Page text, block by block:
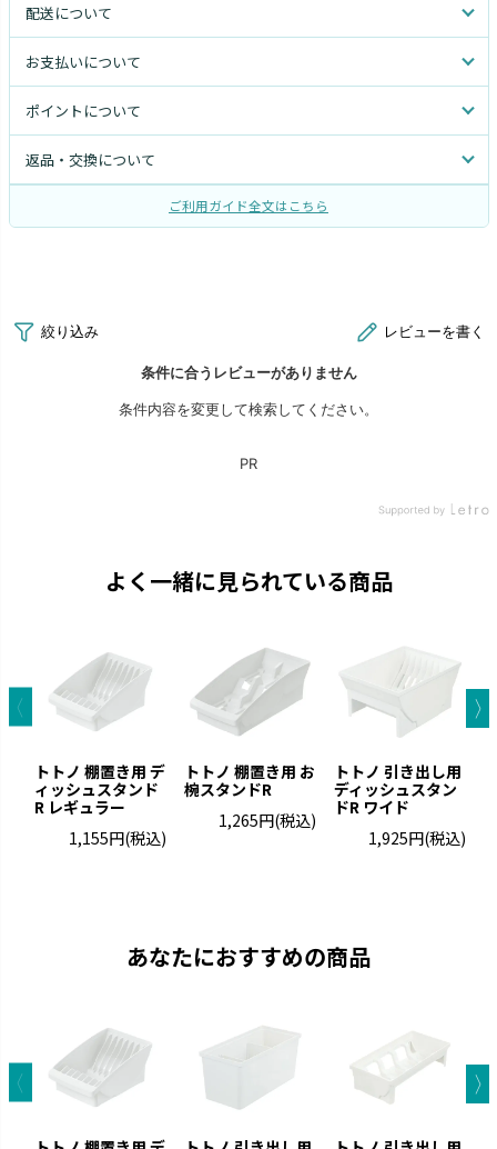
配送について
お支払いについて
ポイントについて
返品・交換について
ご利用ガイド全文はこちら
よく一緒に見られている商品
トトノ 棚置き用 デ
ィッシュスタンド
R レギュラー
1,155円(税込)
トトノ 棚置き用 お
椀スタンドR
1,265円(税込)
トトノ 引き出し用
ディッシュスタン
ドR ワイド
1,925円(税込)
あなたにおすすめの商品